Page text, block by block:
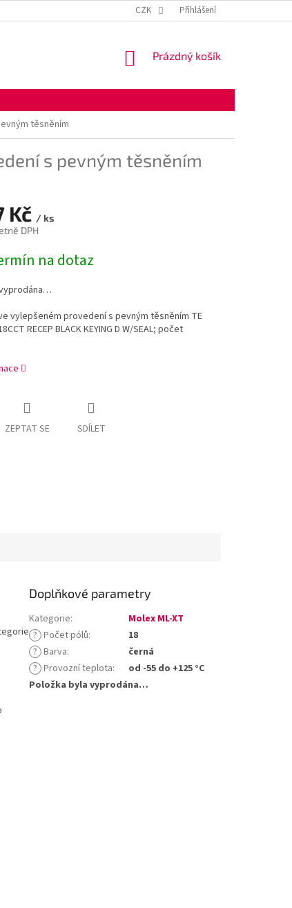
OBCHODNÍ PODMÍNKY
CZK Přihlášení
NÁKUPNÍ
Prázdný košík
těsněním
s pevným těsněním
Kč / ks
DPH
na dotaz
vylepšeném provedení s pevným těsněním TE
RECEP BLACK KEYING D W/SEAL; počet
ZEPTAT SE SDÍLET
Doplňkové parametry
Kategorie:
Molex ML-XT
? Počet pólů:
18
? Barva:
černá
? Provozní teplota:
od -55 do +125 °C
Položka byla vyprodána…